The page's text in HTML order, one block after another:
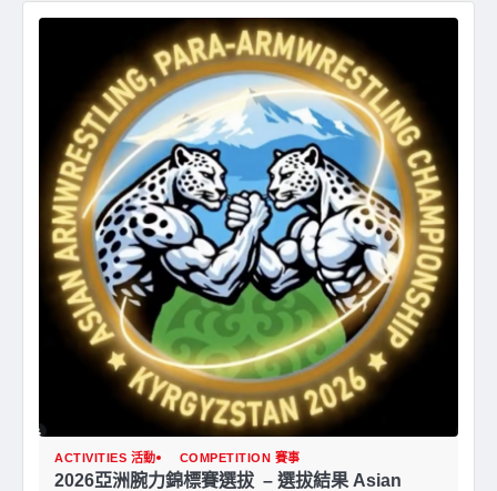
ACTIVITIES 活動 COMPETITION 賽事
2026亞洲腕⼒錦標賽選拔 – 選拔結果 Asian